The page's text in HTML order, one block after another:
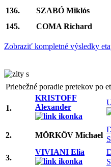
136.
SZABÓ Miklós
145.
COMA Richard
Zobraziť kompletné výsledky
Priebežné poradie pretekov po
1.
KRISTOFF
Alexander
2. MÖRKÖV Michael
3.
VIVIANI Elia